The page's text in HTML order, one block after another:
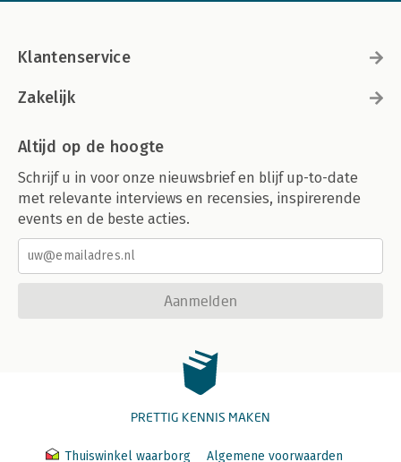
Klantenservice
Zakelijk
Altijd op de hoogte
Schrijf u in voor onze nieuwsbrief en blijf up-to-date
met relevante interviews en recensies, inspirerende
events en de beste acties.
Aanmelden
PRETTIG KENNIS MAKEN
Thuiswinkel waarborg Algemene voorwaarden